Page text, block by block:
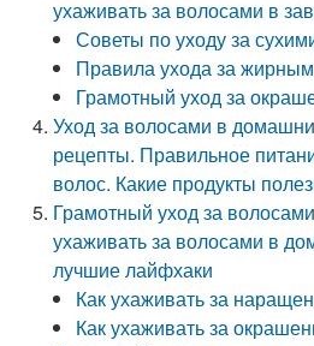
ухаживать за волосами в
Советы по уходу за
Правила ухода за
Грамотный уход за
Уход за волосами в
рецепты. Правильное
волос. Какие продукты
Грамотный уход за
ухаживать за волосами в
лучшие лайфхаки
Как ухаживать за
Как ухаживать за